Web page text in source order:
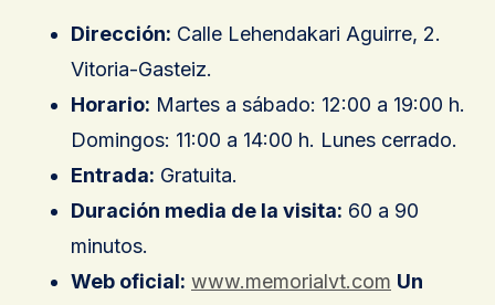
Dirección: Calle Lehendakari Aguirre, 2.
Vitoria-Gasteiz.
Horario: Martes a sábado: 12:00 a 19:00 h.
Domingos: 11:00 a 14:00 h. Lunes cerrado.
Entrada: Gratuita.
Duración media de la visita: 60 a 90
minutos.
Web oficial: www.memorialvt.com Un